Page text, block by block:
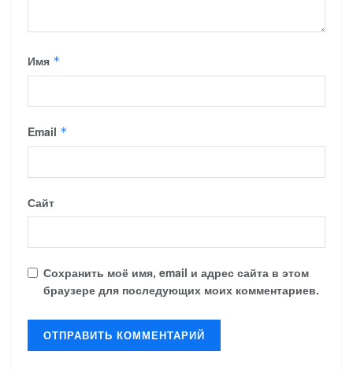
Имя *
Email *
Сайт
Сохранить моё имя, email и адрес сайта в этом
браузере для последующих моих комментариев.